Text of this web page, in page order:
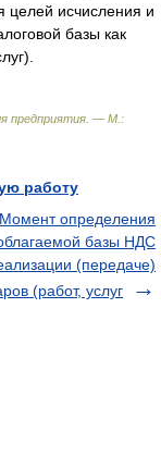
целей исчисления и
базы как
предприятия. — М.:
работу
Момент определения
базы НДС
(передаче)
(работ, услуг